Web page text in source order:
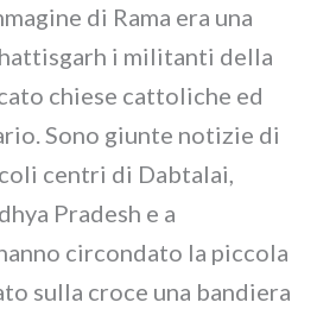
di Rama era una
i mili­tan­ti del­la
chie­se cat­to­li­che ed
Sono giun­te noti­zie di
cen­tri di Dabtalai,
Pradesh e a
cir­con­da­to la pic­co­la
sul­la cro­ce una ban­die­ra